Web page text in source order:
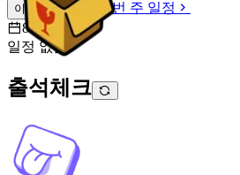
이번 주 일정
이번 주 일정
8월 7일 [금]
일정 없음
출석체크